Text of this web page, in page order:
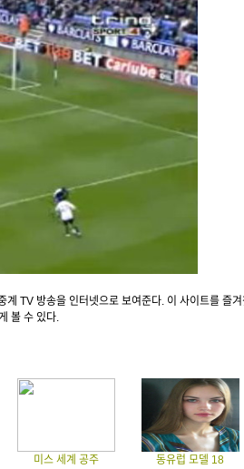
계 TV 방송을 인터넷으로 보여준다. 이 사이트를 즐
볼 수 있다.
미스 세계 공주 동유럽 모델 18